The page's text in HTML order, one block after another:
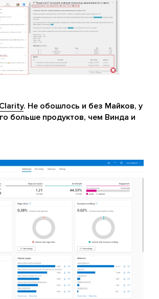
. Не обошлось и без Майков, у
больше продуктов, чем Винда и